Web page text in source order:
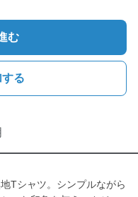
む
る
Tシャツ。シンプルながら